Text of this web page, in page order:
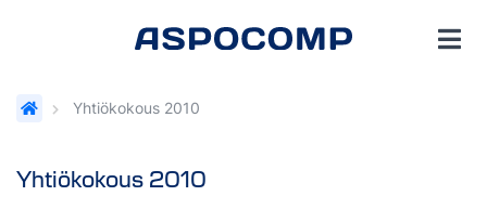
Yhtiökokous 2010
Yhtiökokous 2010